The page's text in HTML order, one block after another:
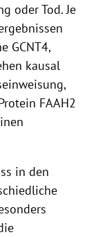
oder Tod. Je
GCNT4,
kausal
FAAH2
in den